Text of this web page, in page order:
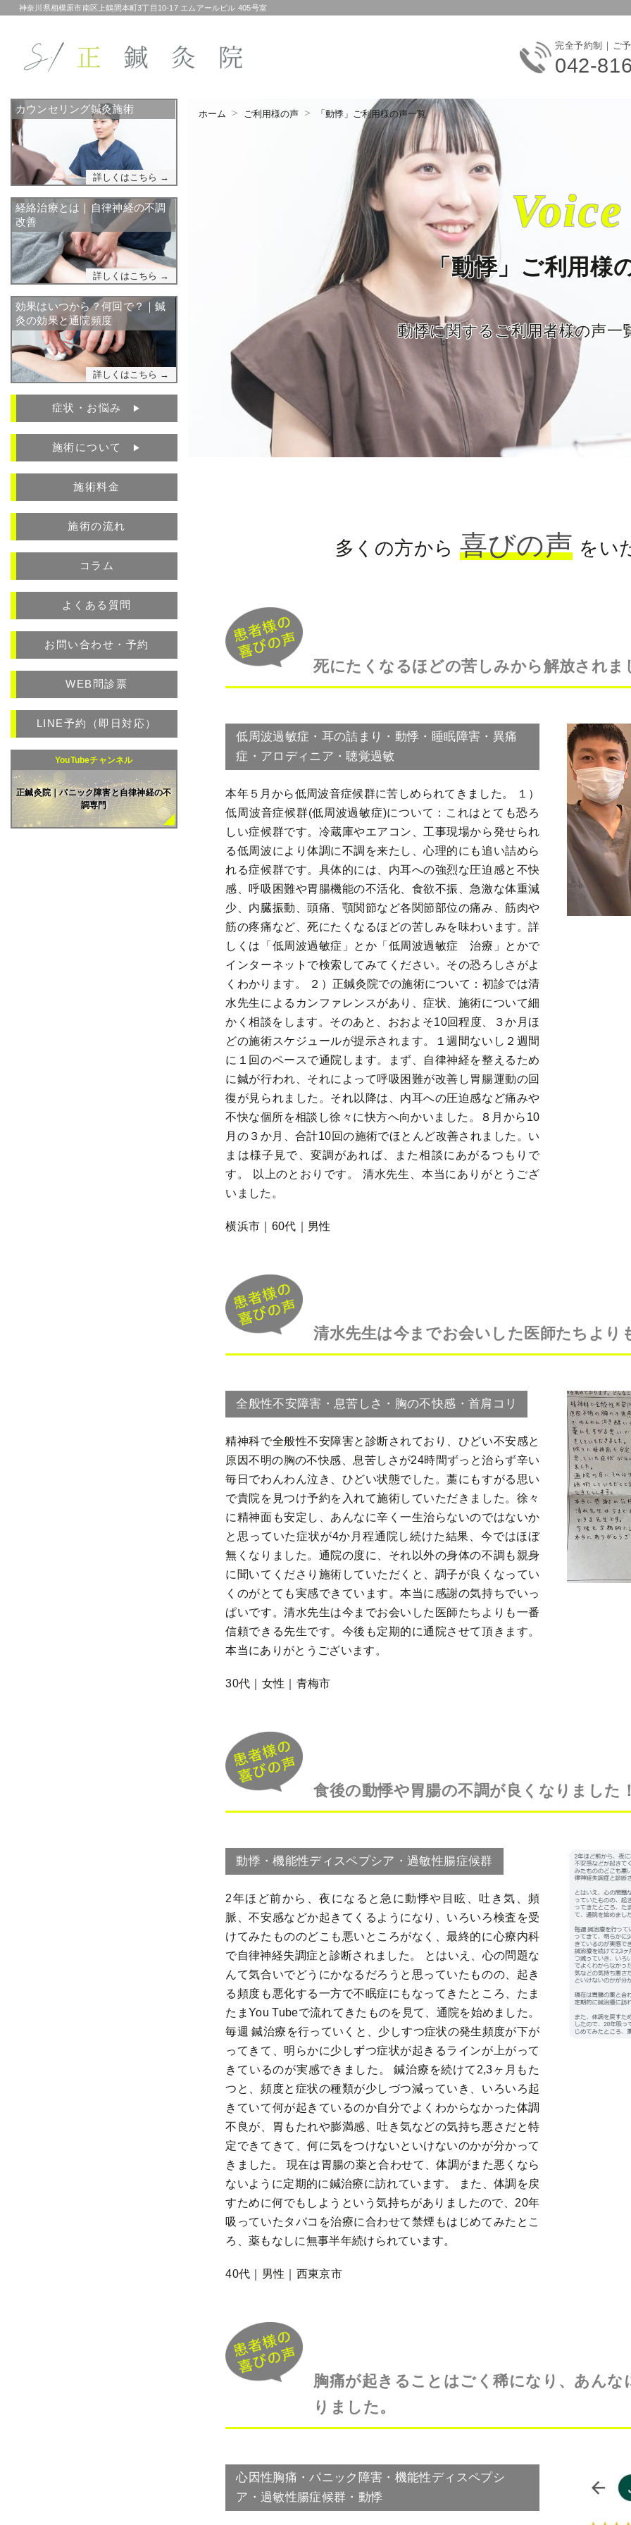
神奈川県相模原市南区上鶴間本町3丁目10-17 エムアールビル 405号室
完全予約制｜ご
042-
カウンセリング鍼灸施術
詳しくはこちら →
経絡治療とは｜自律神経の不調
改善
詳しくはこちら →
効果はいつから？何回で？｜鍼
灸の効果と通院頻度
詳しくはこちら →
症状・お悩み ▶︎
施術について ▶︎
施術料金
施術の流れ
コラム
よくある質問
お問い合わせ・予約
WEB問診票
LINE予約（即日対応）
YouTubeチャンネル
正鍼灸院｜パニック障害と自律神経の不
調専門
ホーム ご利用様の声 「動悸」ご利用様の声一覧
Voice
「動悸」ご利用様
動悸に関するご利用者様の声一
多くの方から喜びの声 をい
死にたくなるほどの苦しみから解放されま
低周波過敏症・耳の詰まり・動悸・睡眠障害・異痛
症・アロディニア・聴覚過敏
本年５月から低周波音症候群に苦しめられてきました。 １）
低周波音症候群(低周波過敏症)について：これはとても恐ろ
しい症候群です。冷蔵庫やエアコン、工事現場から発せられ
る低周波により体調に不調を来たし、心理的にも追い詰めら
れる症候群です。具体的には、内耳への強烈な圧迫感と不快
感、呼吸困難や胃腸機能の不活化、食欲不振、急激な体重減
少、内臓振動、頭痛、顎関節など各関節部位の痛み、筋肉や
筋の疼痛など、死にたくなるほどの苦しみを味わいます。詳
しくは「低周波過敏症」とか「低周波過敏症 治療」とかで
インターネットで検索してみてください。その恐ろしさがよ
くわかります。 ２）正鍼灸院での施術について：初診では清
水先生によるカンファレンスがあり、症状、施術について細
かく相談をします。そのあと、おおよそ10回程度、３か月ほ
どの施術スケジュールが提示されます。１週間ないし２週間
に１回のペースで通院します。まず、自律神経を整えるため
に鍼が行われ、それによって呼吸困難が改善し胃腸運動の回
復が見られました。それ以降は、内耳への圧迫感など痛みや
不快な個所を相談し徐々に快方へ向かいました。８月から10
月の３か月、合計10回の施術でほとんど改善されました。い
まは様子見で、変調があれば、また相談にあがるつもりで
す。 以上のとおりです。 清水先生、本当にありがとうござ
いました。
横浜市｜60代｜男性
清水先生は今までお会いした医師たちより
全般性不安障害・息苦しさ・胸の不快感・首肩コリ
精神科で全般性不安障害と診断されており、ひどい不安感と
原因不明の胸の不快感、息苦しさが24時間ずっと治らず辛い
毎日でわんわん泣き、ひどい状態でした。藁にもすがる思い
で貴院を見つけ予約を入れて施術していただきました。徐々
に精神面も安定し、あんなに辛く一生治らないのではないか
と思っていた症状が4か月程通院し続けた結果、今ではほぼ
無くなりました。通院の度に、それ以外の身体の不調も親身
に聞いてくださり施術していただくと、調子が良くなってい
くのがとても実感できています。本当に感謝の気持ちでいっ
ぱいです。清水先生は今までお会いした医師たちよりも一番
信頼できる先生です。今後も定期的に通院させて頂きます。
本当にありがとうございます。
30代｜女性｜青梅市
食後の動悸や胃腸の不調が良くなりました
動悸・機能性ディスペプシア・過敏性腸症候群
2年ほど前から、夜になると急に動悸や目眩、吐き気、頻
脈、不安感などか起きてくるようになり、いろいろ検査を受
けてみたもののどこも悪いところがなく、最終的に心療内科
で自律神経失調症と診断されました。 とはいえ、心の問題な
んて気合いでどうにかなるだろうと思っていたものの、起き
る頻度も悪化する一方で不眠症にもなってきたところ、たま
たまYou Tubeで流れてきたものを見て、通院を始めました。
毎週 鍼治療を行っていくと、少しすつ症状の発生頻度が下が
ってきて、明らかに少しずつ症状が起きるラインが上がって
きているのが実感できました。 鍼治療を続けて2,3ヶ月もた
つと、頻度と症状の種類が少しづつ減っていき、いろいろ起
きていて何が起きているのか自分でよくわからなかった体調
不良が、胃もたれや膨満感、吐き気などの気持ち悪さだと特
定できてきて、何に気をつけないといけないのかが分かって
きました。 現在は胃腸の薬と合わせて、体調がまた悪くなら
ないように定期的に鍼治療に訪れています。 また、体調を戻
すために何でもしようという気持ちがありましたので、20年
吸っていたタバコを治療に合わせて禁煙もはじめてみたとこ
ろ、薬もなしに無事半年続けられています。
40代｜男性｜西東京市
胸痛が起きることはごく稀になり、あん
りました。
心因性胸痛・パニック障害・機能性ディスペプシ
ア・過敏性腸症候群・動悸